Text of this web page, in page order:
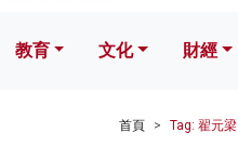
教育 文化 財經
首頁 Tag: 翟元梁